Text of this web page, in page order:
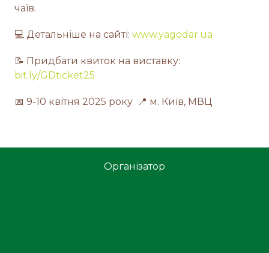
чаїв.
💻️ Детальніше на сайті: www.yagodar.ua
📝 Придбати квиток на виставку:
bit.ly/GDticket25
📅 9-10 квітня 2025 року 📍 м. Київ, МВЦ
Організатор